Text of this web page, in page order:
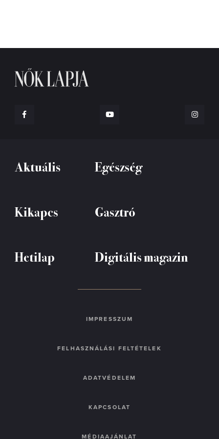
Aktuális Egészség
Kikapcs Gasztró
Hetilap Digitális magazin
IMPRESSZUM
FELHASZNÁLÁSI FELTÉTELEK
ADATVÉDELEM
KAPCSOLAT
MÉDIAAJÁNLAT